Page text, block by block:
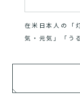
在米日本人の「
気・元気」「う